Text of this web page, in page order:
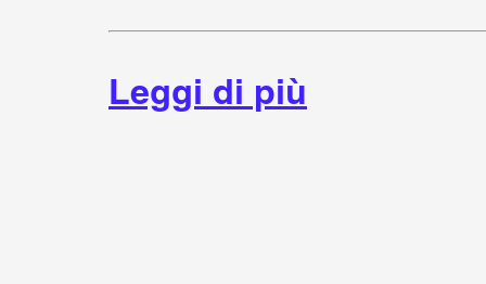
Leggi di più